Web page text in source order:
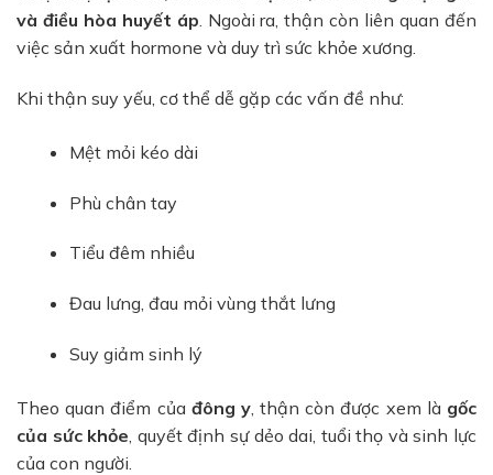
và điều hòa huyết áp . Ngoài ra, thận còn liên quan đến
việc sản xuất hormone và duy trì sức khỏe xương.
Khi thận suy yếu, cơ thể dễ gặp các vấn đề như:
Mệt mỏi kéo dài
Phù chân tay
Tiểu đêm nhiều
Đau lưng, đau mỏi vùng thắt lưng
Suy giảm sinh lý
Theo quan điểm của đông y, thận còn được xem là gốc
của sức khỏe , quyết định sự dẻo dai, tuổi thọ và sinh lực
của con người.